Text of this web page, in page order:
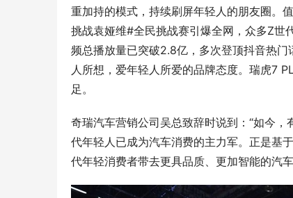
重加持的模式，持续刷屏年轻人的朋友圈。
挑战袁娅维#全民挑战赛引爆全网，众多Z世
频总播放量已突破2.8亿，多次登顶抖音热
人所想，爱年轻人所爱的品牌态度。瑞虎7
足。
奇瑞汽车营销公司吴总致辞时说到：“如今
代年轻人已成为汽车消费的主力军。正是基
代年轻消费者带去更具品质、更加智能的汽